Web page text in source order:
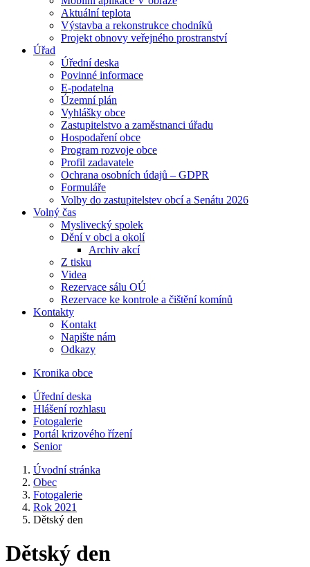
Aktuální teplota
Výstavba a rekonstrukce chodníků
Projekt obnovy veřejného prostranství
Úřad
Úřední deska
Povinné informace
E-podatelna
Územní plán
Vyhlášky obce
Zastupitelstvo a zaměstnanci úřadu
Hospodaření obce
Program rozvoje obce
Profil zadavatele
Ochrana osobních údajů – GDPR
Formuláře
Volby do zastupitelstev obcí a Senátu 2026
Volný čas
Myslivecký spolek
Dění v obci a okolí
Archiv akcí
Z tisku
Videa
Rezervace sálu OÚ
Rezervace ke kontrole a čištění komínů
Kontakty
Kontakt
Napište nám
Odkazy
Kronika obce
Úřední deska
Hlášení rozhlasu
Fotogalerie
Portál krizového řízení
Senior
Úvodní stránka
Obec
Fotogalerie
Rok 2021
Dětský den
Dětský den